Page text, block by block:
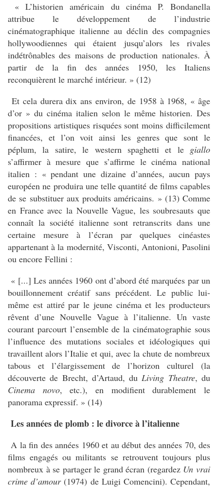
« L’historien américain du cinéma P. Bondanella
attribue le développement de l’industrie
cinématographique italienne au déclin des compagnies
hollywoodiennes qui étaient jusqu’alors les rivales
indétrônables des maisons de production nationales. À
partir de la fin des années 1950, les Italiens
reconquièrent le marché intérieur. » (12)
Et cela durera dix ans environ, de 1958 à 1968, « âge
d’or » du cinéma italien selon le même historien. Des
propositions artistiques risquées sont moins difficilement
financées, et l’on voit ainsi les genres que sont le
péplum, la satire, le western spaghetti et legiallo
s’affirmer à mesure que s’affirme le cinéma national
italien : « pendant une dizaine d’années, aucun pays
européen ne produira une telle quantité de films capables
de se substituer aux produits américains. » (13) Comme
en France avec la Nouvelle Vague, les soubresauts que
connaît la société italienne sont retranscrits dans une
certaine mesure à l’écran par quelques cinéastes
appartenant à la modernité, Visconti, Antonioni, Pasolini
ou encore Fellini :
« [...] Les années 1960 ont d’abord été marquées par un
bouillonnement créatif sans précédent. Le public lui-
même est attiré par le jeune cinéma et les producteurs
rêvent d’une Nouvelle Vague à l’italienne. Un vaste
courant parcourt l’ensemble de la cinématographie sous
l’influence des mutations sociales et idéologiques qui
travaillent alors l’Italie et qui, avec la chute de nombreux
tabous et l’élargissement de l’horizon culturel (la
découverte de Brecht, d’Artaud, duLiving Theatre, du
Cinema novo, etc.), en modifient durablement le
panorama expressif. » (14)
Les années de plomb : le divorce à l’italienne
A la fin des années 1960 et au début des années 70, des
films engagés ou militants se retrouvent toujours plus
nombreux à se partager le grand écran (regardez Un vrai
crime d’amour (1974) de Luigi Comencini). Cependant,